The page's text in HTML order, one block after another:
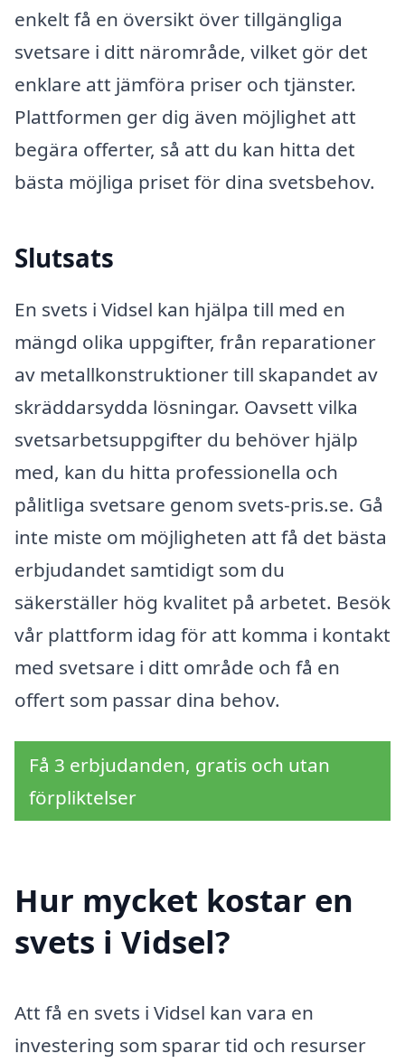
enkelt få en översikt över tillgängliga
svetsare i ditt närområde, vilket gör det
enklare att jämföra priser och tjänster.
Plattformen ger dig även möjlighet att
begära offerter, så att du kan hitta det
bästa möjliga priset för dina svetsbehov.
Slutsats
En svets i Vidsel kan hjälpa till med en
mängd olika uppgifter, från reparationer
av metallkonstruktioner till skapandet av
skräddarsydda lösningar. Oavsett vilka
svetsarbetsuppgifter du behöver hjälp
med, kan du hitta professionella och
pålitliga svetsare genom svets-pris.se. Gå
inte miste om möjligheten att få det bästa
erbjudandet samtidigt som du
säkerställer hög kvalitet på arbetet. Besök
vår plattform idag för att komma i kontakt
med svetsare i ditt område och få en
offert som passar dina behov.
Få 3 erbjudanden, gratis och utan
förpliktelser
Hur mycket kostar en
svets i Vidsel?
Att få en svets i Vidsel kan vara en
investering som sparar tid och resurser